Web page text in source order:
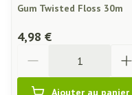
Gum Twisted Floss 30m
4,98 €
Ajouter au panier